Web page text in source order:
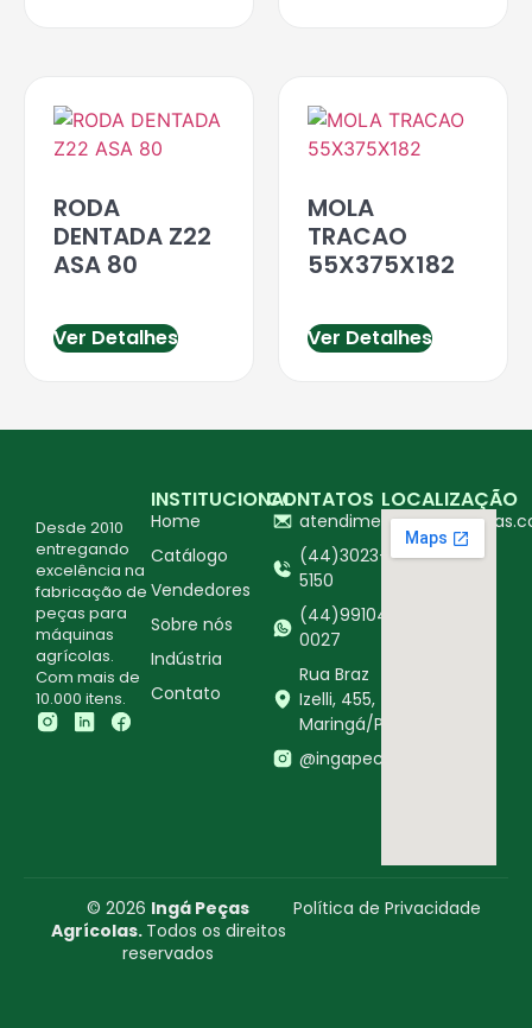
RODA
DENTADA Z22
ASA 80
Ver Detalhes
MOLA
TRACAO
55X375X182
Ver Detalhes
Desde 2010
entregando
excelência na
fabricação de
peças para
máquinas
agrícolas.
Com mais de
10.000 itens.
INSTITUCIONAL
Home
Catálogo
Vendedores
Sobre nós
Indústria
Contato
CONTATOS
(44)3023-
5150
(44)99104-
0027
Rua Braz
Izelli, 455,
Maringá/PR
@ingapecasagricolas
LOCALIZAÇÃO
© 2026 Ingá Peças
Agrícolas. Todos os direitos
reservados
Política de Privacidade